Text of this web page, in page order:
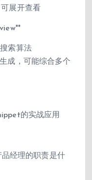
展开查看
索算法
成，可能综合多个
的实战应用
品经理的职责是什